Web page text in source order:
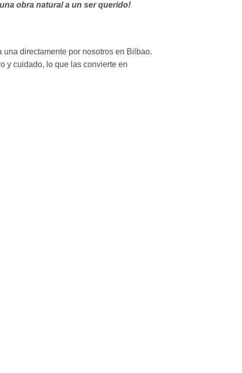
obra natural a un ser querido!
directamente por nosotros en Bilbao.
y cuidado, lo que las convierte en